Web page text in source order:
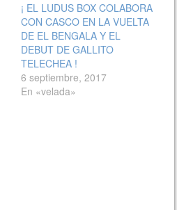
¡ EL LUDUS BOX COLABORA
CON CASCO EN LA VUELTA
DE EL BENGALA Y EL
DEBUT DE GALLITO
TELECHEA !
6 septiembre, 2017
En «velada»